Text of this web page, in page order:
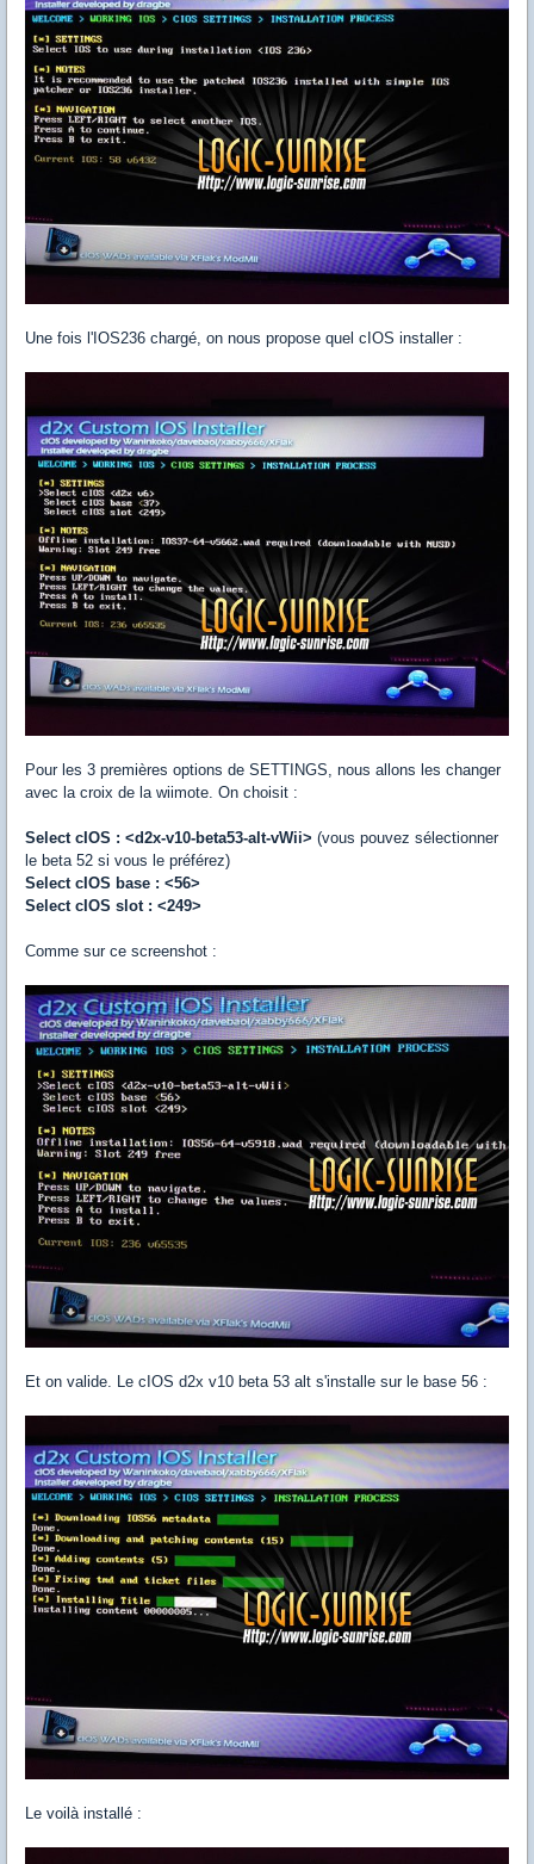
Une fois l'IOS236 chargé, on nous propose quel cIOS installer :
Pour les 3 premières options de SETTINGS, nous allons les changer
avec la croix de la wiimote. On choisit :
Select cIOS : <d2x-v10-beta53-alt-vWii> (vous pouvez sélectionner
le beta 52 si vous le préférez)
Select cIOS base : <56>
Select cIOS slot : <249>
Comme sur ce screenshot :
Et on valide. Le cIOS d2x v10 beta 53 alt s'installe sur le base 56 :
Le voilà installé :